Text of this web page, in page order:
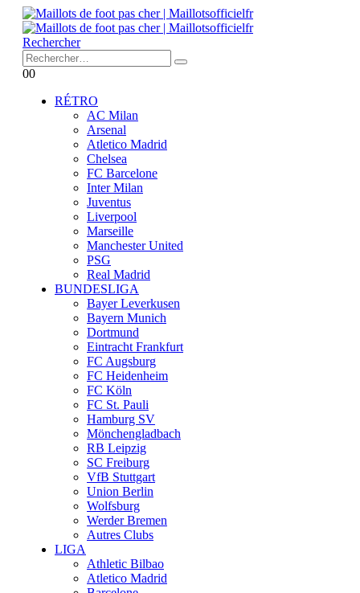
Rechercher
00
RÉTRO
AC Milan
Arsenal
Atletico Madrid
Chelsea
FC Barcelone
Inter Milan
Juventus
Liverpool
Marseille
Manchester United
PSG
Real Madrid
BUNDESLIGA
Bayer Leverkusen
Bayern Munich
Dortmund
Eintracht Frankfurt
FC Augsburg
FC Heidenheim
FC Köln
FC St. Pauli
Hamburg SV
Mönchengladbach
RB Leipzig
SC Freiburg
VfB Stuttgart
Union Berlin
Wolfsburg
Werder Bremen
Autres Clubs
LIGA
Athletic Bilbao
Atletico Madrid